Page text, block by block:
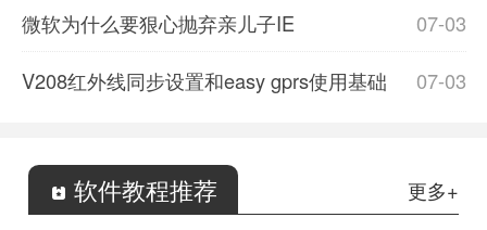
07-03
微软为什么要狠心抛弃亲儿子IE
07-03
V208红外线同步设置和easy gprs使用基础
软件教程推荐 更多+